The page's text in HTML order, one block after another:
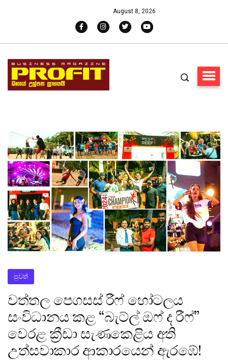
August 8, 2026
පුවත්
වත්තල පෙගසස් රීෆ් හෝටලය
සංවිධානය කළ “බැට්ල් ඔෆ් ද රීෆ්”
වෙරළ ක්‍රීඩා සැණකෙළිය අති
උත්සවාකාර ආකාරයෙන් ඇරඹේ!